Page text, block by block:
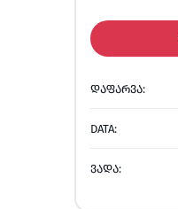
ᲓᲐᲤᲐᲠᲕᲐ:
DATA:
ᲕᲐᲓᲐ: